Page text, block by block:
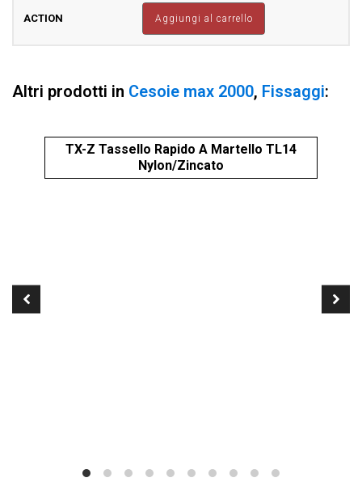
Rossa
quantità
Aggiungi al carrello
Altri prodotti in Cesoie max 2000, Fissaggi:
TX-Z Tassello Rapido A Martello TL14
Nylon/Zincato